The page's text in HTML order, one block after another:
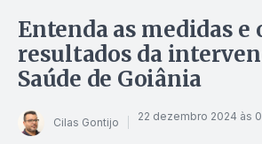
Entenda as medidas e
resultados da
Saúde de Goiânia
Cilas Gontijo 22 dezembro 2024 às